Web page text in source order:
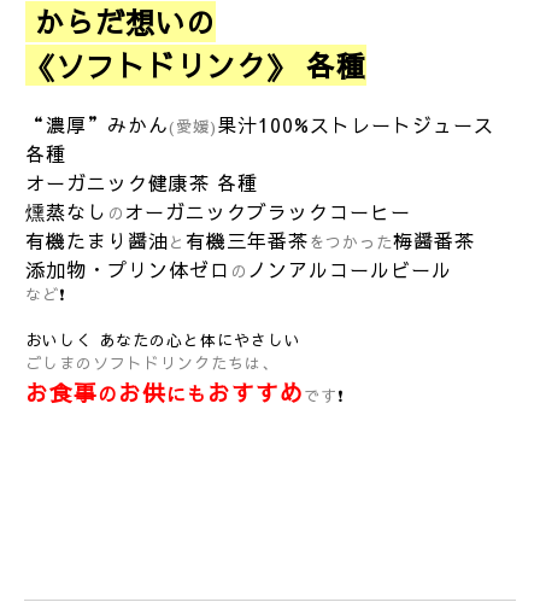
からだ想いの
《ソフトドリンク》 各種
“濃厚”みかん(愛媛)果汁100%ストレートジュース
各種
オーガニック健康茶 各種
燻蒸なし の オーガニックブラックコーヒー
有機たまり醤油と 有機三年番茶をつかった梅醤番茶
添加物・プリン体ゼロ の ノンアルコールビール
など❗
おいしく あなたの心と体にやさしい
ごしまのソフトドリンクたちは、
お食事のお供にも おすすめです❗